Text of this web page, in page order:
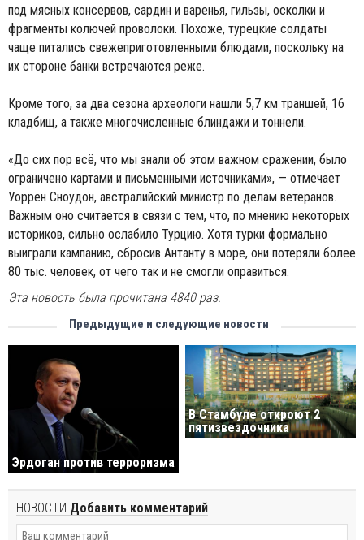
под мясных консервов, сардин и варенья, гильзы, осколки и
фрагменты колючей проволоки. Похоже, турецкие солдаты
чаще питались свежеприготовленными блюдами, поскольку на
их стороне банки встречаются реже.
Кроме того, за два сезона археологи нашли 5,7 км траншей, 16
кладбищ, а также многочисленные блиндажи и тоннели.
«До сих пор всё, что мы знали об этом важном сражении, было
ограничено картами и письменными источниками», — отмечает
Уоррен Сноудон, австралийский министр по делам ветеранов.
Важным оно считается в связи с тем, что, по мнению некоторых
историков, сильно ослабило Турцию. Хотя турки формально
выиграли кампанию, сбросив Антанту в море, они потеряли более
80 тыс. человек, от чего так и не смогли оправиться.
Эта новость была прочитана 4840 раз.
Предыдущие и следующие новости
Эрдоган против терроризма
В Стамбуле откроют 2
пятизвездочника
НОВОСТИ Добавить комментарий